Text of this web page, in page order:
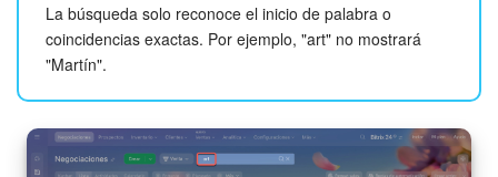
La búsqueda solo reconoce el inicio de palabra o
coincidencias exactas. Por ejemplo, "art" no mostrará
"Martín".